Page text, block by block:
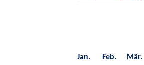
Jan. Feb. Mär.